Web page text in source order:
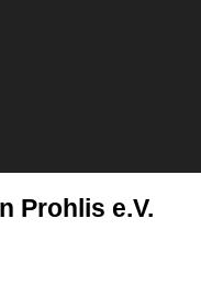
Prohlis e.V.